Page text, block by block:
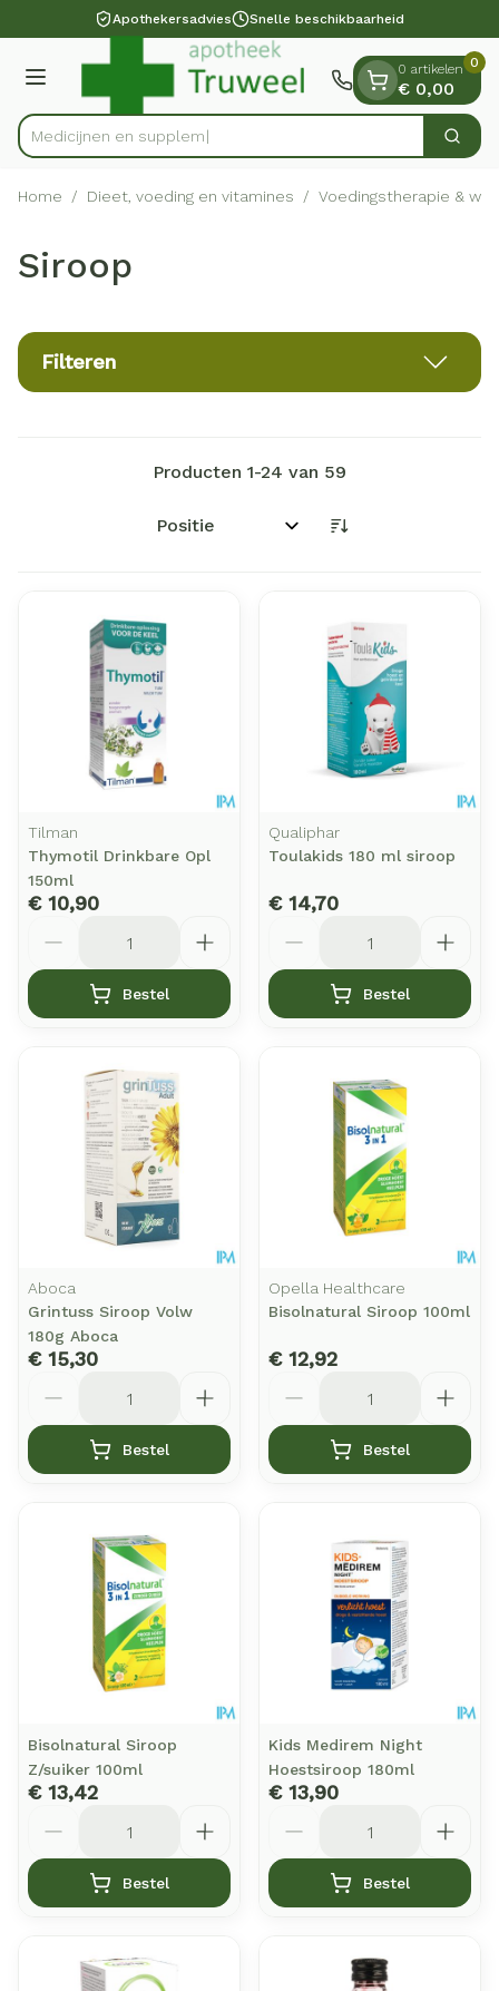
Ga naar de inhoudApothekersadvies Snelle beschikbaarheid
Menu
Product, merk, categorie...
Med Zoek
0 artikelen
€ 0,00
0
Home / Dieet, voeding en vitamines / Voedingstherapie &
Siroop
Filteren
Producten 1-24 van 59
Sorteer op:
Tilman
Thymotil Drinkbare Opl
150ml
€ 10,90
Bestel
Qualiphar
Toulakids 180 ml siroop
€ 14,70
Bestel
Aboca
Grintuss Siroop Volw
180g Aboca
€ 15,30
Bestel
Opella Healthcare
Bisolnatural Siroop 100ml
€ 12,92
Bestel
Bisolnatural Siroop
Z/suiker 100ml
€ 13,42
Bestel
Kids Medirem Night
Hoestsiroop 180ml
€ 13,90
Bestel